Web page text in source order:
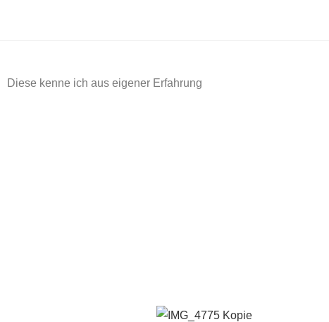
Diese kenne ich aus eigener Erfahrung